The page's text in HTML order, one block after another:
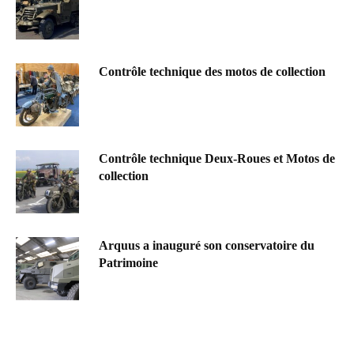
Contrôle technique des motos de collection
Contrôle technique Deux-Roues et Motos de
collection
Arquus a inauguré son conservatoire du
Patrimoine